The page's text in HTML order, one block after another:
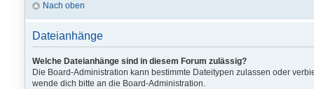
Nach oben
Dateianhänge
Welche Dateianhänge sind in diesem Forum zulässig?
Die Board-Administration kann bestimmte Dateitypen zulassen oder
wende dich bitte an die Board-Administration.